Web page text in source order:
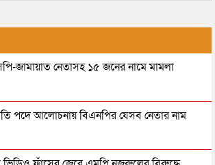
জামায়াত নেতাসহ ১৫ জনের নামে মামলা
পদে আলোচনায় বিএনপির যেসব নেতার নাম